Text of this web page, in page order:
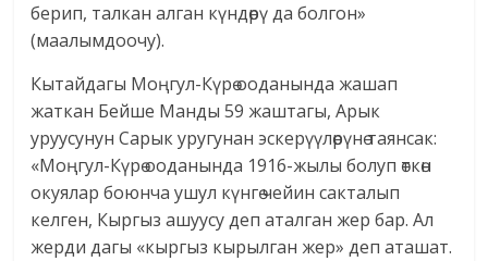
берип, талкан алган күндөрү да болгон»
(маалымдоочу).
Кытайдагы Моңгул-Күрө ооданында жашап
жаткан Бейше Манды 59 жаштагы, Арык
уруусунун Сарык уругунан эскерүүлөрүнө таянсак:
«Моңгул-Күрө ооданында 1916-жылы болуп өткөн
окуялар боюнча ушул күнгө чейин сакталып
келген, Кыргыз ашуусу деп аталган жер бар. Ал
жерди дагы «кыргыз кырылган жер» деп аташат.